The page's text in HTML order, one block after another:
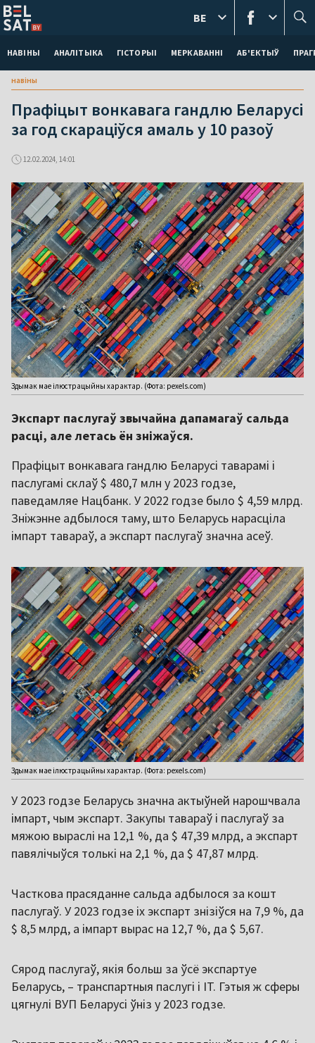
НАВІНЫ АНАЛІТЫКА ГІСТОРЫІ МЕРКАВАННI АБ'ЕКТЫЎ
BE
навіны
Прафіцыт вонкавага гандлю Беларусі
за год скараціўся амаль у 10 разоў
12.02.2024, 14:01
Здымак мае ілюстрацыйны характар. (Фота: pexels.com)
Экспарт паслугаў звычайна дапамагаў сальда
расці, але летась ён зніжаўся.
Прафіцыт вонкавага гандлю Беларусі таварамі і
паслугамі склаў $ 480,7 млн у 2023 годзе,
паведамляе Нацбанк. У 2022 годзе было $ 4,59 млрд.
Зніжэнне адбылося таму, што Беларусь нарасціла
імпарт тавараў, а экспарт паслугаў значна асеў.
Здымак мае ілюстрацыйны характар. (Фота: pexels.com)
У 2023 годзе Беларусь значна актыўней нарошчвала
імпарт, чым экспарт. Закупы тавараў і паслугаў за
мяжою выраслі на 12,1 %, да $ 47,39 млрд, а экспарт
павялічыўся толькі на 2,1 %, да $ 47,87 млрд.
Часткова прасяданне сальда адбылося за кошт
паслугаў. У 2023 годзе іх экспарт знізіўся на 7,9 %, да
$ 8,5 млрд, а імпарт вырас на 12,7 %, да $ 5,67.
Сярод паслугаў, якія больш за ўсё экспартуе
Беларусь, – транспартныя паслугі і IT. Гэтыя ж сферы
цягнулі ВУП Беларусі ўніз у 2023 годзе.